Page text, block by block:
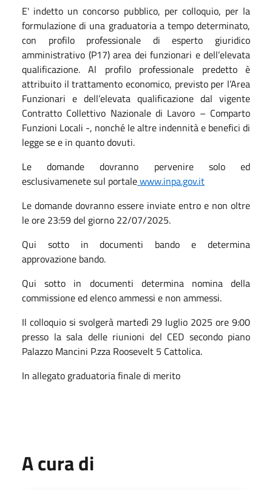
E' indetto un concorso pubblico, per colloquio, per la
formulazione di una graduatoria a tempo determinato,
con profilo professionale di esperto giuridico
amministrativo (P17) area dei funzionari e dell’elevata
qualificazione. Al profilo professionale predetto è
attribuito il trattamento economico, previsto per l’Area
Funzionari e dell’elevata qualificazione dal vigente
Contratto Collettivo Nazionale di Lavoro – Comparto
Funzioni Locali -, nonché le altre indennità e benefici di
legge se e in quanto dovuti.
Le domande dovranno pervenire solo ed
esclusivamenete sul portalewww.inpa.gov.it
Le domande dovranno essere inviate entro e non oltre
le ore 23:59 del giorno 22/07/2025.
Qui sotto in documenti bando e determina
approvazione bando.
Qui sotto in documenti determina nomina della
commissione ed elenco ammessi e non ammessi.
Il colloquio si svolgerà martedì 29 luglio 2025 ore 9:00
presso la sala delle riunioni del CED secondo piano
Palazzo Mancini P.zza Roosevelt 5 Cattolica.
In allegato graduatoria finale di merito
A cura di